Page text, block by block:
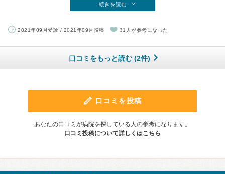
続きを読む
2021年09月受診 / 2021年09月投稿 31人が参考になった
口コミをもっと読む (2件)
口コミを投稿
あなたの口コミが病院を探している人の参考になります。
口コミ投稿について詳しくはこちら